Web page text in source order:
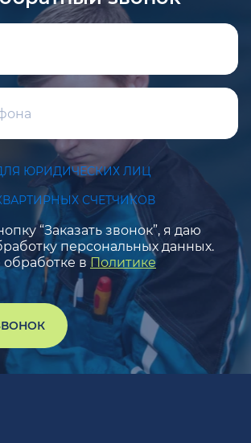
ЮРИДИЧЕСКИХ ЛИЦ
СЧЕТЧИКОВ
“Заказать звонок”, я даю
персональных данных.
в Политике